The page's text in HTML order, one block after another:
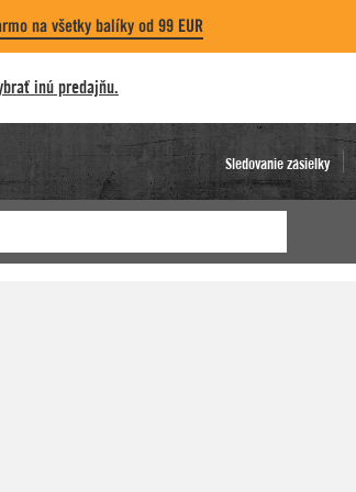
na všetky balíky od 99 EUR
inú predajňu.
Sledovanie zásielky